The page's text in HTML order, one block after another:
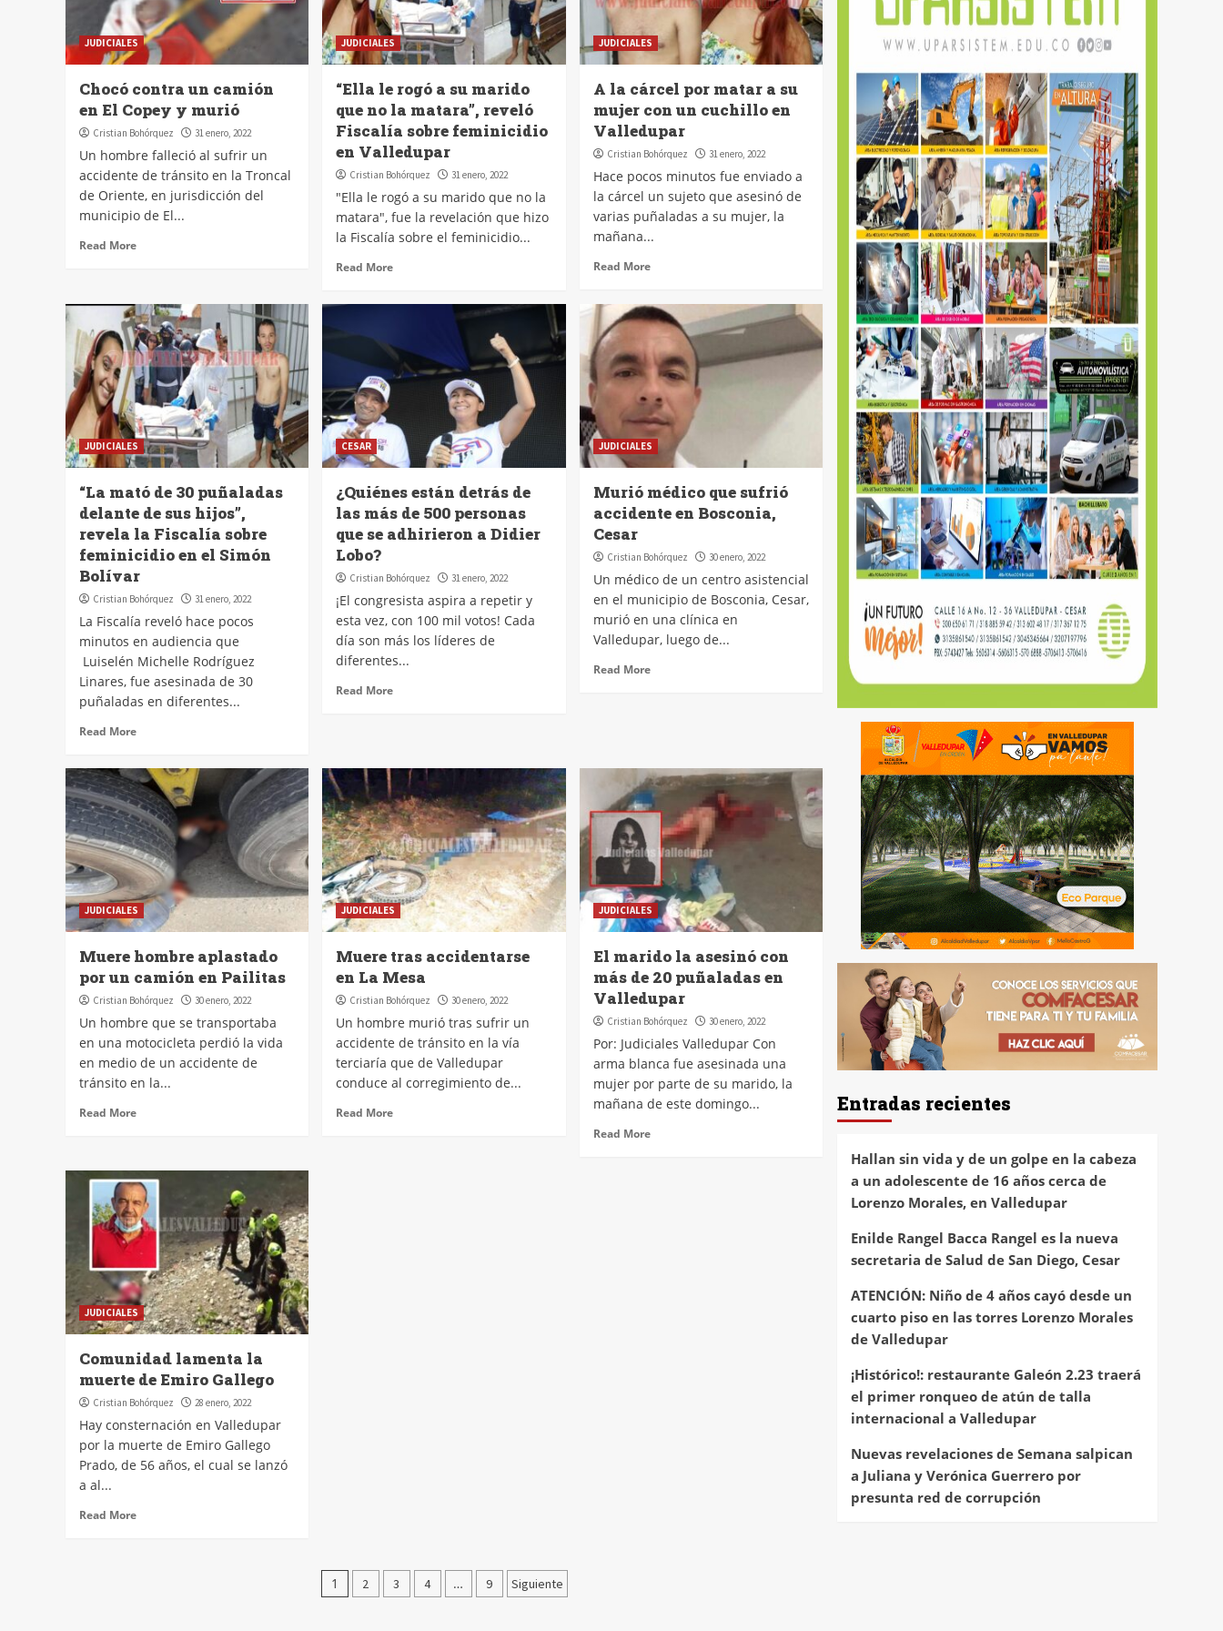
JUDICIALES
Chocó contra un camión
en El Copey y murió
Cristian Bohórquez 31 enero, 2022
Un hombre falleció al sufrir un
accidente de tránsito en la Troncal
de Oriente, en jurisdicción del
municipio de El...
Read More
JUDICIALES
“Ella le rogó a su marido
que no la matara”, reveló
Fiscalía sobre feminicidio
en Valledupar
Cristian Bohórquez 31 enero, 2022
"Ella le rogó a su marido que no la
matara", fue la revelación que hizo
la Fiscalía sobre el feminicidio...
Read More
JUDICIALES
A la cárcel por matar a su
mujer con un cuchillo en
Valledupar
Cristian Bohórquez 31 enero, 2022
Hace pocos minutos fue enviado a
la cárcel un sujeto que asesinó de
varias puñaladas a su mujer, la
mañana...
Read More
JUDICIALES
“La mató de 30 puñaladas
delante de sus hijos”,
revela la Fiscalía sobre
feminicidio en el Simón
Bolívar
Cristian Bohórquez 31 enero, 2022
La Fiscalía reveló hace pocos
minutos en audiencia que
Luiselén Michelle Rodríguez
Linares, fue asesinada de 30
puñaladas en diferentes...
Read More
CESAR
¿Quiénes están detrás de
las más de 500 personas
que se adhirieron a Didier
Lobo?
Cristian Bohórquez 31 enero, 2022
¡El congresista aspira a repetir y
esta vez, con 100 mil votos! Cada
día son más los líderes de
diferentes...
Read More
JUDICIALES
Murió médico que sufrió
accidente en Bosconia,
Cesar
Cristian Bohórquez 30 enero, 2022
Un médico de un centro asistencial
en el municipio de Bosconia, Cesar,
murió en una clínica en
Valledupar, luego de...
Read More
JUDICIALES
Muere hombre aplastado
por un camión en Pailitas
Cristian Bohórquez 30 enero, 2022
Un hombre que se transportaba
en una motocicleta perdió la vida
en medio de un accidente de
tránsito en la...
Read More
JUDICIALES
Muere tras accidentarse
en La Mesa
Cristian Bohórquez 30 enero, 2022
Un hombre murió tras sufrir un
accidente de tránsito en la vía
terciaría que de Valledupar
conduce al corregimiento de...
Read More
JUDICIALES
El marido la asesinó con
más de 20 puñaladas en
Valledupar
Cristian Bohórquez 30 enero, 2022
Por: Judiciales Valledupar Con
arma blanca fue asesinada una
mujer por parte de su marido, la
mañana de este domingo...
Read More
JUDICIALES
Comunidad lamenta la
muerte de Emiro Gallego
Cristian Bohórquez 28 enero, 2022
Hay consternación en Valledupar
por la muerte de Emiro Gallego
Prado, de 56 años, el cual se lanzó
a al...
Read More
Paginación
1 2 3 4 … 9 Siguiente
Entradas recientes
Hallan sin vida y de un golpe en la cabeza
a un adolescente de 16 años cerca de
Lorenzo Morales, en Valledupar
Enilde Rangel Bacca Rangel es la nueva
secretaria de Salud de San Diego, Cesar
ATENCIÓN: Niño de 4 años cayó desde un
cuarto piso en las torres Lorenzo Morales
de Valledupar
¡Histórico!: restaurante Galeón 2.23 traerá
el primer ronqueo de atún de talla
internacional a Valledupar
Nuevas revelaciones de Semana salpican
a Juliana y Verónica Guerrero por
presunta red de corrupción